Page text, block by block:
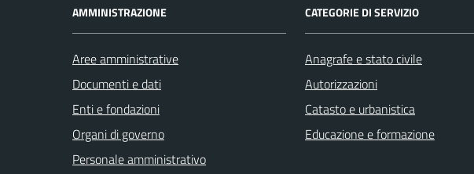
AMMINISTRAZIONE
Aree amministrative
Documenti e dati
Enti e fondazioni
Organi di governo
Personale amministrativo
CATEGORIE DI SERVIZIO
Anagrafe e stato civile
Autorizzazioni
Catasto e urbanistica
Educazione e formazione